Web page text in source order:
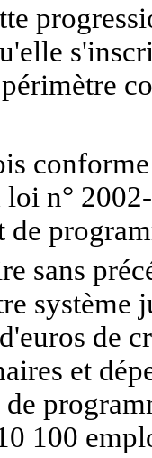
n°
de
sans
système
de
et
100